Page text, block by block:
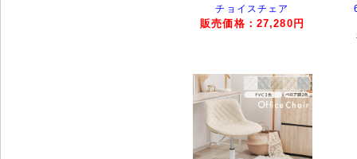
チョイスチェア
販売価格：27,280円